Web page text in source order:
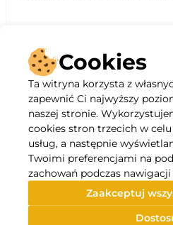
do koszyka
Cookies
Ta witryna korzysta z
zapewnić Ci najwyższy
naszej stronie.
cookies stron trzecich w
usług, a następnie
Twoimi preferencjami na
zachowań podczas
Zaakceptuj